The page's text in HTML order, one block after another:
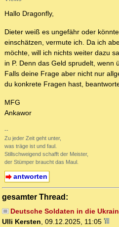
Hallo Dragonfly,
Dieter weiß es ungefähr oder
einschätzen, vermute ich. Da ich
möchte, will ich nichts weiter dazu
in P. Denn das Geld sprudelt, wenn
Falls deine Frage aber nicht nur
du konkrete Fragen hast,
MFG
Ankawor
--
Zu jeder Zeit geht unter,
was träge ist und faul.
Stillschweigend schafft der Meister,
der Stümper braucht das Maul.
antworten
gesamter Thread:
Deutsche Soldaten in die
Ulli Kersten, 09.12.2025, 11:05